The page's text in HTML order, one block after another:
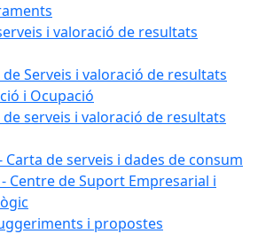
i valoració de resultats
de Serveis i valoració de resultats
i Ocupació
de serveis i valoració de resultats
Carta de serveis i dades de consum
- Centre de Suport Empresarial i
i propostes